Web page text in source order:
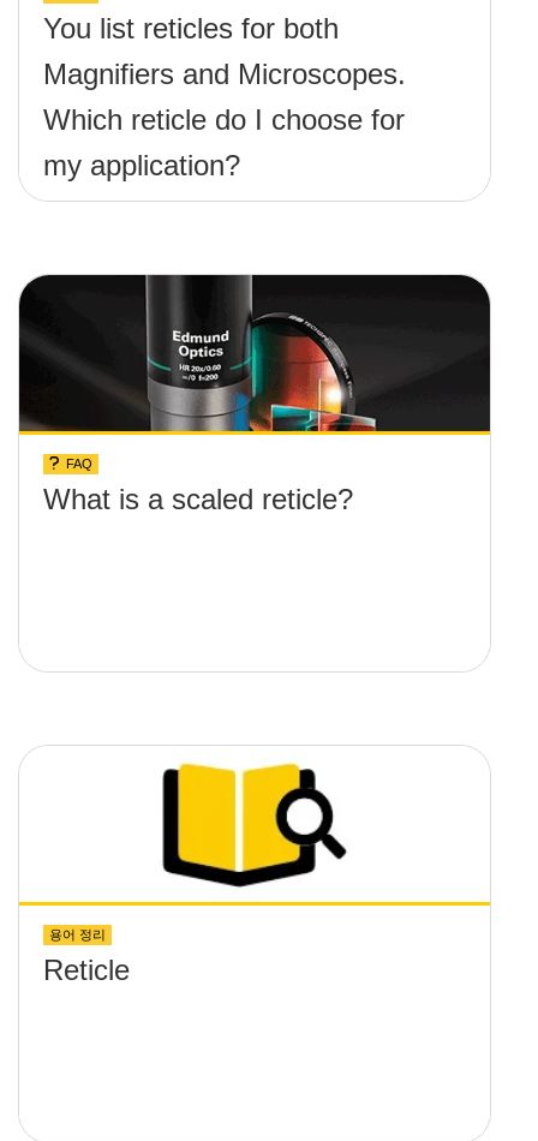
You list reticles for both
Magnifiers and Microscopes.
Which reticle do I choose for
my application?
FAQ
What is a scaled reticle?
용어 정리
Reticle